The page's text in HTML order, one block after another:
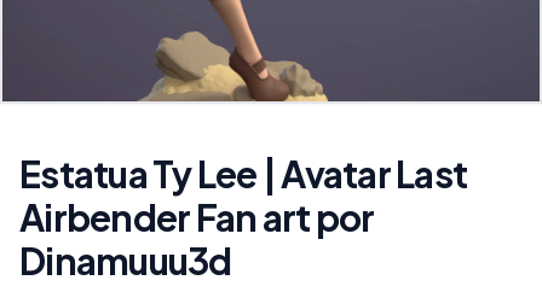
Estatua Ty Lee | Avatar Last
Airbender Fan art por
Dinamuuu3d